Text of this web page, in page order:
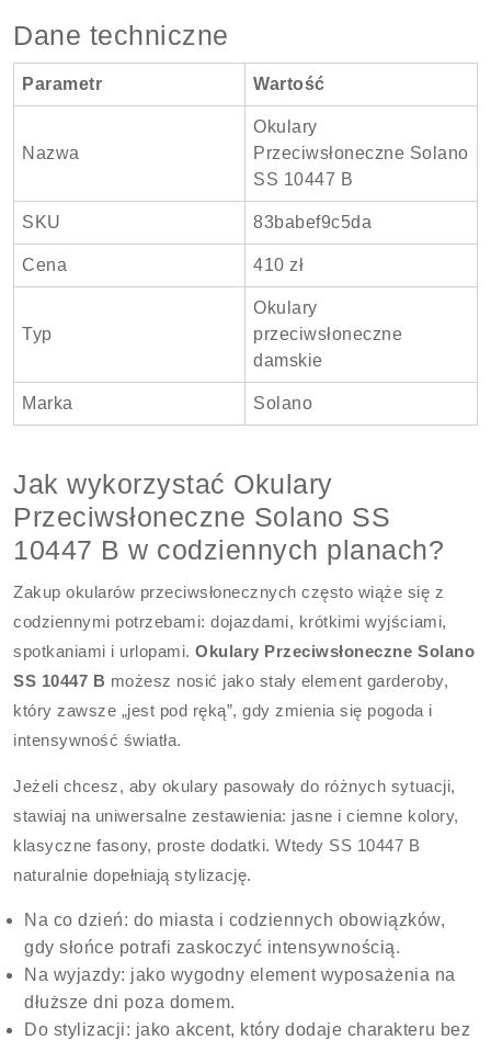
Dane techniczne
Parametr Wartość
Nazwa
Okulary
Przeciwsłoneczne Solano
SS 10447 B
SKU 83babef9c5da
Cena 410 zł
Typ
Okulary
przeciwsłoneczne
damskie
Marka Solano
Jak wykorzystać Okulary
Przeciwsłoneczne Solano SS
10447 B w codziennych planach?
Zakup okularów przeciwsłonecznych często wiąże się z
codziennymi potrzebami: dojazdami, krótkimi wyjściami,
spotkaniami i urlopami.Okulary Przeciwsłoneczne Solano
SS 10447 B możesz nosić jako stały element garderoby,
który zawsze „jest pod ręką”, gdy zmienia się pogoda i
intensywność światła.
Jeżeli chcesz, aby okulary pasowały do różnych sytuacji,
stawiaj na uniwersalne zestawienia: jasne i ciemne kolory,
klasyczne fasony, proste dodatki. Wtedy SS 10447 B
naturalnie dopełniają stylizację.
Na co dzień: do miasta i codziennych obowiązków,
gdy słońce potrafi zaskoczyć intensywnością.
Na wyjazdy: jako wygodny element wyposażenia na
dłuższe dni poza domem.
Do stylizacji: jako akcent, który dodaje charakteru bez